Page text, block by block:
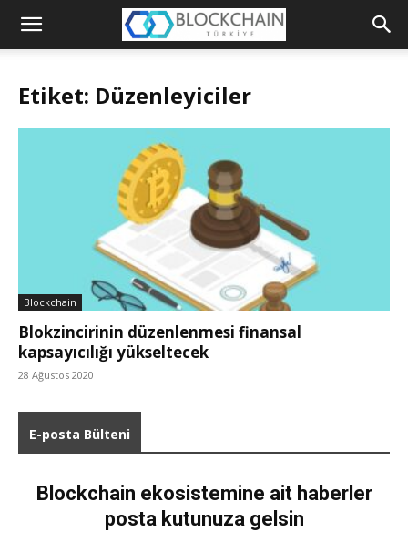
Blockchain
Etiket: Düzenleyiciler
Blockchain
Blokzincirinin düzenlenmesi finansal
kapsayıcılığı yükseltecek
28 Ağustos 2020
E-posta Bülteni
Blockchain ekosistemine ait haberler
posta kutunuza gelsin